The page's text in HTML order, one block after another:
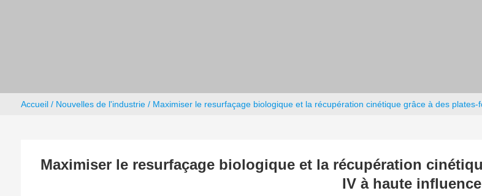
Accueil/ Nouvelles de l'industrie/ Maximiser le resurfaçage biologique et la récupération cinétique grâce à des
Maximiser le resurfaçage biologique et la récupération
IV à haute influence